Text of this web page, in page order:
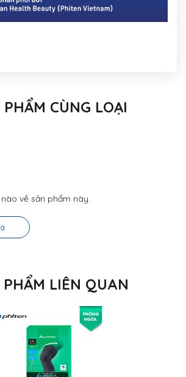
PHẨM CÙNG LOẠI
về sản phẩm này.
PHẨM LIÊN QUAN